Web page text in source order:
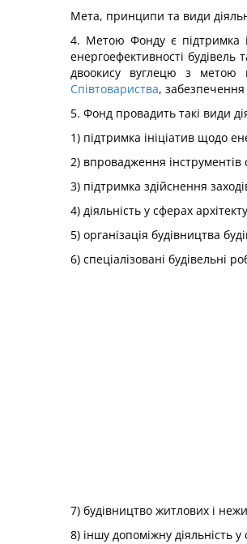
Мета, принципи та види
4. Метою Фонду є підтримка
енергоефективності
двоокису вуглецю з метою
Співтовариства,
5. Фонд провадить такі види
1) підтримка ініціатив щодо
2) впровадження
3) підтримка здійснення
4) діяльність у сферах
5) організація будівництва
6) спеціалізовані будівельні
7) будівництво житлових і
8) іншу допоміжну діяльність